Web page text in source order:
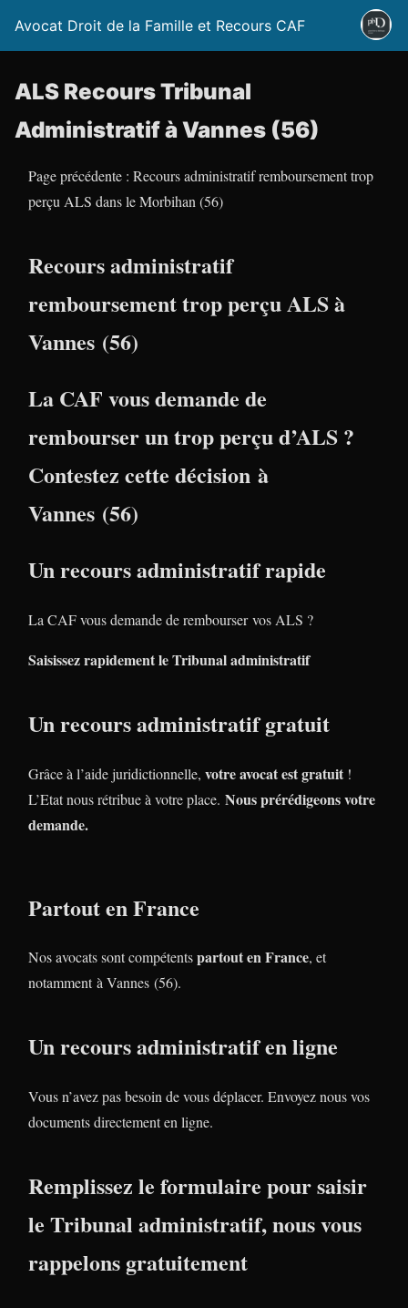
Avocat Droit de la Famille et Recours CAF
ALS Recours Tribunal
Administratif à Vannes (56)
Page précédente : Recours administratif remboursement trop
perçu ALS dans le Morbihan (56)
Recours administratif
remboursement trop perçu ALS à
Vannes (56)
La CAF vous demande de
rembourser un trop perçu d’ALS ?
Contestez cette décision à
Vannes (56)
Un recours administratif rapide
La CAF vous demande de rembourser vos ALS ?
Saisissez rapidement le Tribunal administratif
Un recours administratif gratuit
Grâce à l’aide juridictionnelle, votre avocat est gratuit !
L’Etat nous rétribue à votre place. Nous prérédigeons votre
demande.
Partout en France
Nos avocats sont compétentspartout en France, et
notamment à Vannes (56).
Un recours administratif en ligne
Vous n’avez pas besoin de vous déplacer. Envoyez nous vos
documents directement en ligne.
Remplissez le formulaire pour saisir
le Tribunal administratif, nous vous
rappelons gratuitement